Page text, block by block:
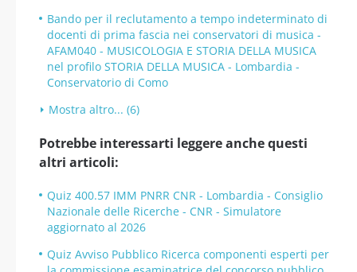
Bando per il reclutamento a tempo indeterminato di
docenti di prima fascia nei conservatori di musica -
AFAM040 - MUSICOLOGIA E STORIA DELLA MUSICA
nel profilo STORIA DELLA MUSICA - Lombardia -
Conservatorio di Como
Mostra altro... (6)
Potrebbe interessarti leggere anche questi
altri articoli:
Quiz 400.57 IMM PNRR CNR - Lombardia - Consiglio
Nazionale delle Ricerche - CNR - Simulatore
aggiornato al 2026
Quiz Avviso Pubblico Ricerca componenti esperti per